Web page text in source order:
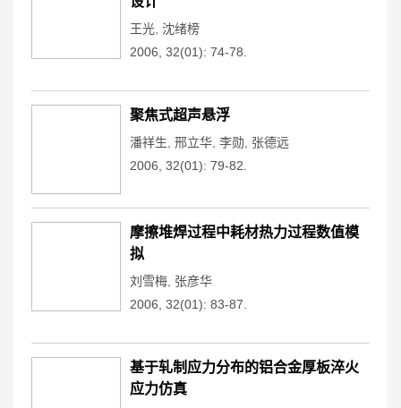
王光 沈绪榜
2006, 32(01): 74-78.
聚焦式超声悬浮
潘祥生 邢立华 李勋
张德远
2006, 32(01): 79-82.
摩擦堆焊过程中耗材热力过程数值模
拟
刘雪梅 张彦华
2006, 32(01): 83-87.
基于轧制应力分布的铝合金厚板淬火
应力仿真